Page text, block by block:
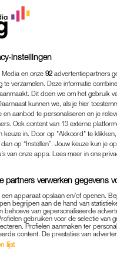
FIT &
16-09-2022 |
komt twee keer
met Sofie’ zoekt
instellingen
Media en onze 92 advertentiepartners
te verzamelen. Deze informatie
Dit doen we om het gebruik
kunnen we, als je hier
en aanbod te personaliseren en je
Ook content van 13 externe
keuze in. Door op "Akkoord" te
op “Instellen”. Jouw keuze kun je
van onze apps. Lees meer in ons
partners verwerken gegevens
een apparaat opslaan en/of openen.
begrijpen aan de hand van
behoeve van gepersonaliseerde
gebruiken voor de selectie van
Profielen aanmaken ter
content. De prestaties van
lijst